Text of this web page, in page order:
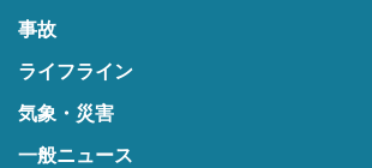
事故
ライフライン
気象・災害
一般ニュース